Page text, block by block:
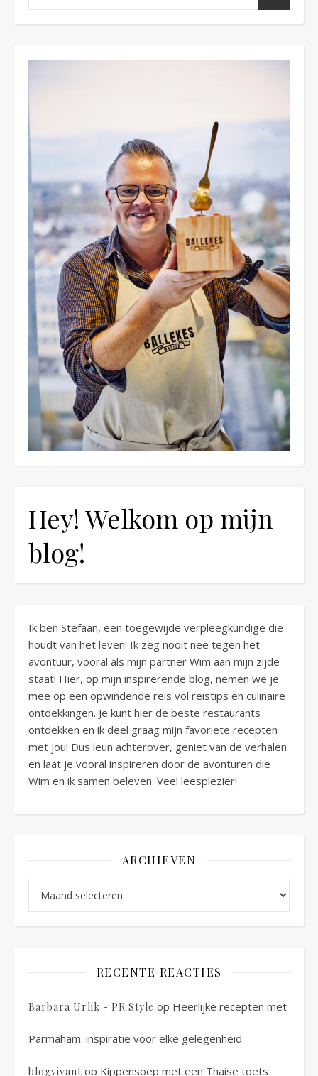
Hey! Welkom op mijn
blog!
Ik ben Stefaan, een toegewijde verpleegkundige die
houdt van het leven! Ik zeg nooit nee tegen het
avontuur, vooral als mijn partner Wim aan mijn zijde
staat! Hier, op mijn inspirerende blog, nemen we je
mee op een opwindende reis vol reistips en culinaire
ontdekkingen. Je kunt hier de beste restaurants
ontdekken en ik deel graag mijn favoriete recepten
met jou! Dus leun achterover, geniet van de verhalen
en laat je vooral inspireren door de avonturen die
Wim en ik samen beleven. Veel leesplezier!
ARCHIEVEN
RECENTE REACTIES
Barbara Urlik - PR Style op Heerlijke recepten met
Parmaham: inspiratie voor elke gelegenheid
blogvivant op Kippensoep met een Thaise toets